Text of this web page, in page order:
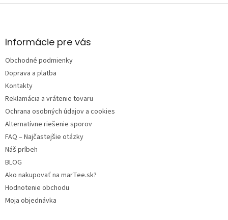
Z
ä
e
Informácie pre vás
Obchodné podmienky
Doprava a platba
Kontakty
Reklamácia a vrátenie tovaru
Ochrana osobných údajov a cookies
Alternatívne riešenie sporov
FAQ – Najčastejšie otázky
Náš príbeh
BLOG
Ako nakupovať na marTee.sk?
Hodnotenie obchodu
Moja objednávka